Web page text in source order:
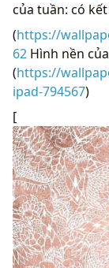
của tuần: có
(https://
62 Hình nền
(https://
ipad-794567)
[